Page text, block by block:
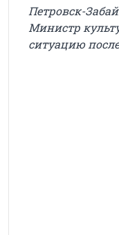
Петровск-
Министр
ситуацию